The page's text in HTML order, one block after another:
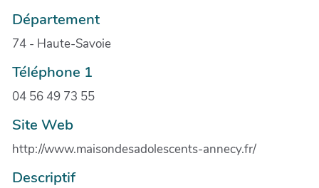
Département
74 - Haute-Savoie
Téléphone 1
04 56 49 73 55
Site Web
http://www.maisondesadolescents-annecy.fr/
Descriptif